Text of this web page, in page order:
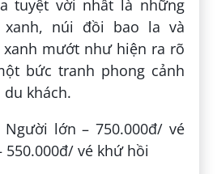
tuyệt vời nhất là những
núi đồi bao la và
xanh mướt như hiện ra rõ
bức tranh phong cảnh
khách.
lớn – 750.000đ/ vé
vé khứ hồi